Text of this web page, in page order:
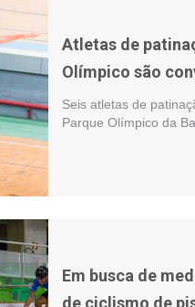
Atletas de
Olímpico são
Seis atletas de
Parque Olímpico da
Em busca de
de ciclismo de